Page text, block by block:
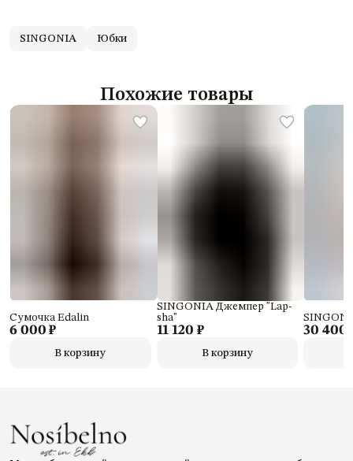
SINGONIA Юбки
Похожие товары
6 000 ₽
Сумочка Edalin
В корзину
11 120 ₽
SINGONIA Джемпер "Lap-
sha"
В корзину
30 400